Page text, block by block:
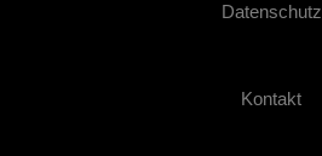
Datenschutz
Kontakt